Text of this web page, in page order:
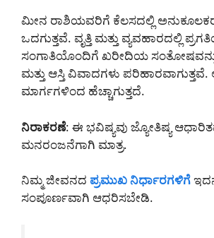
ಮೀನ ರಾಶಿಯವರಿಗೆ ಕೆಲಸದಲ್ಲಿ ಅನುಕೂಲಕರ
ಒದಗುತ್ತವೆ. ವೃತ್ತಿ ಮತ್ತು ವ್ಯವಹಾರದಲ್ಲಿ
ಸಂಗಾತಿಯೊಂದಿಗೆ ಖರೀದಿಯ
ಮತ್ತು ಆಸ್ತಿ ವಿವಾದಗಳು
ಮಾರ್ಗಗಳಿಂದ ಹೆಚ್ಚಾಗುತ್ತದೆ.
ನಿರಾಕರಣೆ: ಈ ಭವಿಷ್ಯವು ಜ್ಯೋತಿಷ್ಯ
ಮನರಂಜನೆಗಾಗಿ ಮಾತ್ರ.
ನಿಮ್ಮ ಜೀವನದ ಪ್ರಮುಖ ನಿರ್ಧಾರಗಳಿಗೆ
ಸಂಪೂರ್ಣವಾಗಿ ಆಧರಿಸಬೇಡಿ.